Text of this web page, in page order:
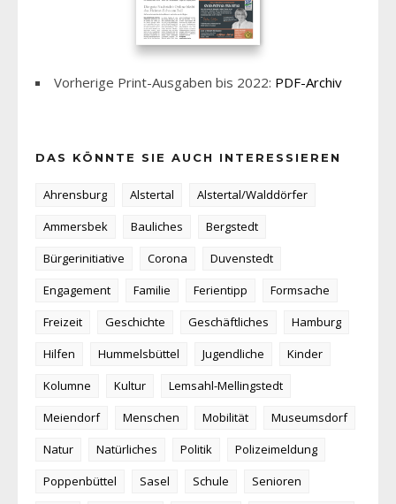
Vorherige Print-Ausgaben bis 2022: PDF-Archiv
DAS KÖNNTE SIE AUCH INTERESSIEREN
Ahrensburg Alstertal
Alstertal/Walddörfer
Ammersbek
Bauliches
Bergstedt
Bürgerinitiative
Corona
Duvenstedt
Engagement
Familie Ferientipp
Formsache
Freizeit
Geschichte Geschäftliches
Hamburg
Hilfen
Hummelsbüttel Jugendliche
Kinder
Kolumne
Kultur
Lemsahl-Mellingstedt
Meiendorf
Menschen Mobilität
Museumsdorf
Natur
Natürliches Politik
Polizeimeldung
Poppenbüttel
Sasel Schule
Senioren